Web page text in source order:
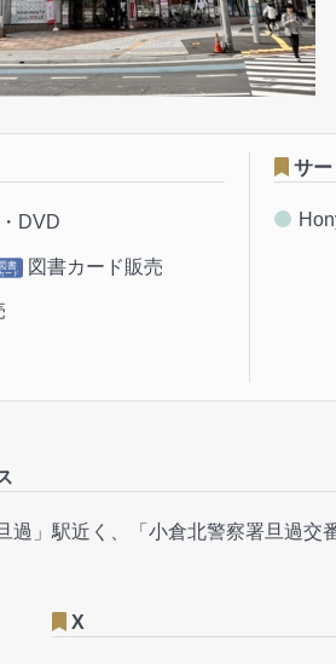
DVD
図書カード販売
サー
旦過」駅近く、「小倉北警察署旦過交
X